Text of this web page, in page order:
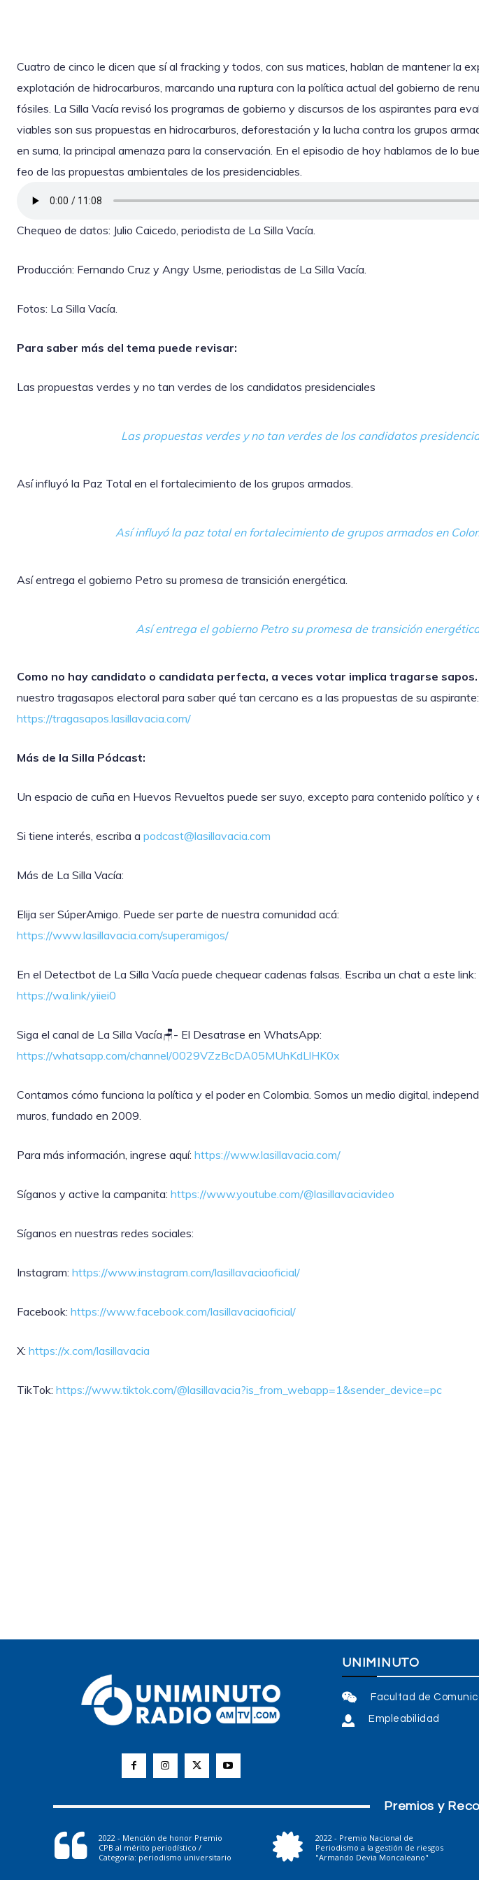
Cuatro de cinco le dicen que sí al fracking y todos, con sus matices, hablan de mantener la
explotación de hidrocarburos, marcando una ruptura con la política actual del gobierno de
fósiles. La Silla Vacía revisó los programas de gobierno y discursos de los aspirantes para
viables son sus propuestas en hidrocarburos, deforestación y la lucha contra los grupos
en suma, la principal amenaza para la conservación. En el episodio de hoy hablamos de lo
feo de las propuestas ambientales de los presidenciables.
Chequeo de datos: Julio Caicedo, periodista de La Silla Vacía.
Producción: Fernando Cruz y Angy Usme, periodistas de La Silla Vacía.
Fotos: La Silla Vacía.
Para saber más del tema puede revisar:
Las propuestas verdes y no tan verdes de los candidatos presidenciales
Las propuestas verdes y no tan verdes de los candidatos
Así influyó la Paz Total en el fortalecimiento de los grupos armados.
Así influyó la paz total en fortalecimiento de grupos armados en
Así entrega el gobierno Petro su promesa de transición energética.
Así entrega el gobierno Petro su promesa de transición
Como no hay candidato o candidata perfecta, a veces votar implica tragarse sapos.
nuestro tragasapos electoral para saber qué tan cercano es a las propuestas de su aspirante:
https://tragasapos.lasillavacia.com/
Más de la Silla Pódcast:
Un espacio de cuña en Huevos Revueltos puede ser suyo, excepto para contenido político y
Si tiene interés, escriba a podcast@lasillavacia.com
Más de La Silla Vacía:
Elija ser SúperAmigo. Puede ser parte de nuestra comunidad acá:
https://www.lasillavacia.com/superamigos/
En el Detectbot de La Silla Vacía puede chequear cadenas falsas. Escriba un chat a este link:
https://wa.link/yiiei0
‎Siga el canal de La Silla Vacía🪑- El Desatrase en WhatsApp:
https://whatsapp.com/channel/0029VZzBcDA05MUhKdLlHK0x
Contamos cómo funciona la política y el poder en Colombia. Somos un medio digital,
muros, fundado en 2009.
Para más información, ingrese aquí: https://www.lasillavacia.com/
Síganos y active la campanita: https://www.youtube.com/@lasillavaciavideo
Síganos en nuestras redes sociales:
Instagram: https://www.instagram.com/lasillavaciaoficial/
Facebook: https://www.facebook.com/lasillavaciaoficial/
X: https://x.com/lasillavacia
TikTok: https://www.tiktok.com/@lasillavacia?is_from_webapp=1&sender_device=pc
UNIMINUTO
Facultad de
Empleabilidad
Premios y
2022 - Mención de honor Premio
CPB al mérito periodístico /
Categoría: periodismo universitario
2022 - Premio Nacional de
Periodismo a la gestión de riesgos
"Armando Devia Moncaleano"